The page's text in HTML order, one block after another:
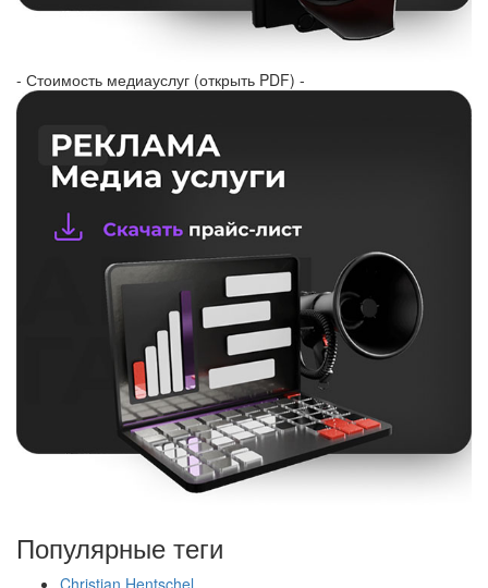
- Стоимость медиауслуг (открыть PDF) -
Популярные теги